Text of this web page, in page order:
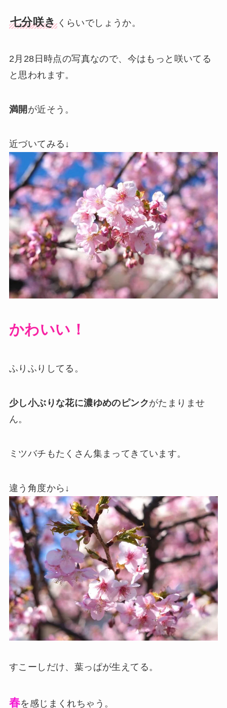
七分咲きくらいでしょうか。
2月28日時点の写真なので、今はもっと咲いてる
と思われます。
満開 が近そう。
近づいてみる↓
かわいい！
ふりふりしてる。
少し小ぶりな花に濃ゆめのピンクがたまりませ
ん。
ミツバチもたくさん集まってきています。
違う角度から↓
すこーしだけ、葉っぱが生えてる。
春を感じまくれちゃう。